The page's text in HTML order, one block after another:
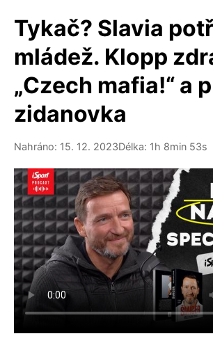
Tykač? Slavia
mládež. Klopp
„Czech mafia!“ a
zidanovka
Nahráno: 15. 12. 2023Délka: 1h 8min 53s